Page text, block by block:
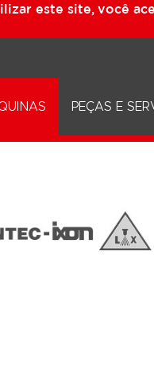
este site, você
PEÇAS E